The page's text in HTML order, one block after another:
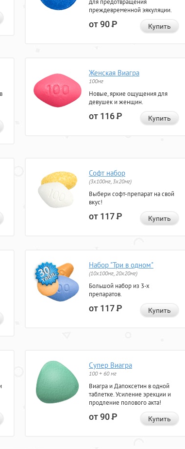
для предотвращения
преждевременной эякуляции.
от 90Р Купить
Женская Виагра
100мг
Новые, яркие ощущения для
девушек и женщин.
от 116Р Купить
Софт набор
(3x100мг, 3x20мг)
Выбери софт-препарат на свой
вкус!
от 117Р Купить
Набор "Три в одном"
(10x100мг, 20x20мг)
Большой набор из 3-х
препаратов.
от 117Р Купить
Супер Виагра
100 + 60 мг
Виагра и Дапоксетин в одной
таблетке. Усиление эрекции и
продление полового акта!
от 90Р Купить